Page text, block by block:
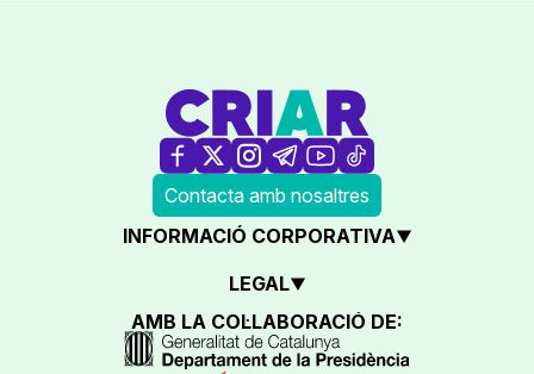
Contacta amb nosaltres
INFORMACIÓ CORPORATIVA
LEGAL
AMB LA COL·LABORACIÓ DE: